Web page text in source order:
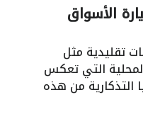
الأسواق
تقليدية مثل
التي تعكس
التذكارية من هذه